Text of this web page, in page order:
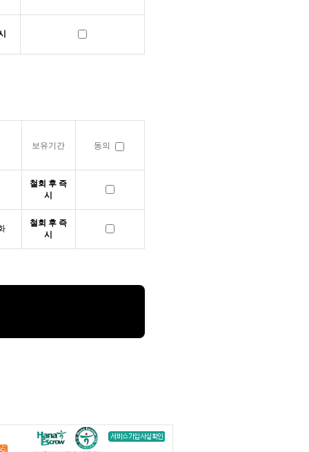
보유기간 동의
철회 후 즉
시
철회 후 즉
시